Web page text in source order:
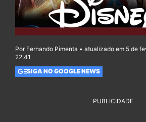
Por Fernando Pimenta • atualizado em 5 de
22:41
SIGA NO GOOGLE NEWS
PUBLICIDADE